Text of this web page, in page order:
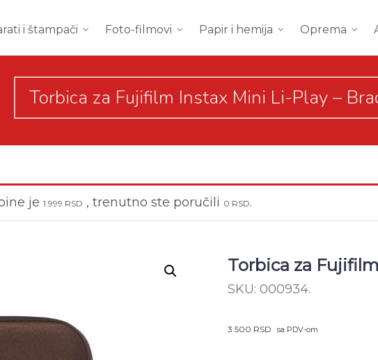
i štampači Foto-filmovi Papir i hemija Oprema
Torbica za Fujifilm Instax Mini Li-Play –
je 1.999 RSD , trenutno ste poručili 0 RSD.
Torbica za
SKU: 000934.
3.500 RSD sa PDV-om